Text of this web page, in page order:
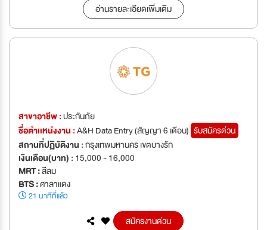
อ่านรายละเอียดเพิ่มเติม
สาขาอาชีพ :ประกันภัย
ชื่อตำเเหน่งงาน :A&H Data Entry (สัญญา 6 เดือน) รับสมัครด่วน
สถานที่ปฏิบัติงาน :กรุงเทพมหานคร เขตบางรัก
เงินเดือน(บาท) : 15,000 - 16,000
MRT :สีลม
BTS :ศาลาแดง
21 นาทีที่แล้ว
สมัครงานด่วน